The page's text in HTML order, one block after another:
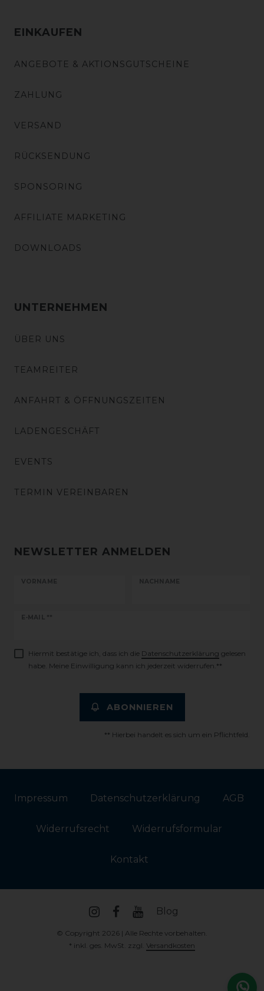
EINKAUFEN
ANGEBOTE & AKTIONSGUTSCHEINE
ZAHLUNG
VERSAND
RÜCKSENDUNG
SPONSORING
AFFILIATE MARKETING
DOWNLOADS
UNTERNEHMEN
ÜBER UNS
TEAMREITER
ANFAHRT & ÖFFNUNGSZEITEN
LADENGESCHÄFT
EVENTS
TERMIN VEREINBAREN
NEWSLETTER ANMELDEN
VORNAME NACHNAME
E-MAIL **
Newsletter
Hiermit bestätige ich, dass ich die Daten­schutz­erklärung gelesen
habe. Meine Einwilligung kann ich jederzeit widerrufen.**
ABONNIEREN
** Hierbei handelt es sich um ein Pflichtfeld.
Impressum Daten­schutz­erklärung AGB
Widerrufs­recht Widerrufs­formular
Kontakt
Blog
© Copyright 2026 | Alle Rechte vorbehalten.
* inkl. ges. MwSt. zzgl. Versandkosten